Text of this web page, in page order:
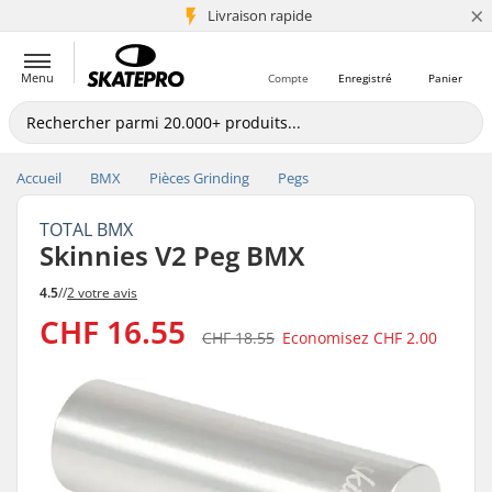
Livraison rapide
+5 mio de clients ×
Menu Panier
Enregistré
Compte
Accueil BMX Pièces Grinding Pegs
TOTAL BMX
Skinnies V2 Peg BMX
4.5//2 votre avis
CHF 16.55 CHF 18.55 Economisez CHF 2.00